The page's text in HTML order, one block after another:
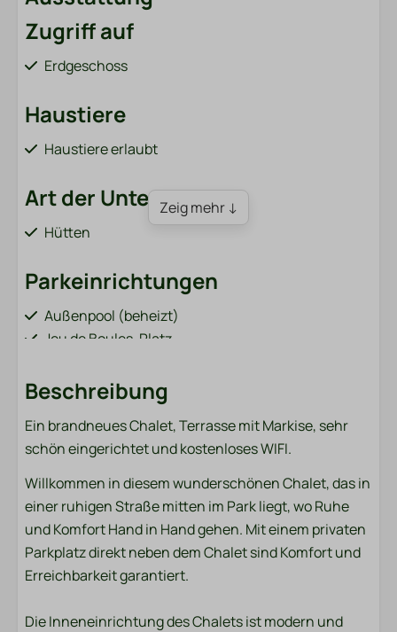
Zugriff auf
Erdgeschoss
Haustiere
Haustiere erlaubt
Art der Unterkunft
Hütten
Parkeinrichtungen
Außenpool (beheizt)
Jeu de Boules-Platz
Bar / Restaurant (vom 1. April bis 31. Oktober)
Spielplatz mit Seilbahn und Trampolin
Fischteich (neben dem Park)
Fahrradverleih (vom 1. April bis 31. Oktober)
Ladestationen für Elektroautos
Sportplatz (Fußball, Volleyball, Badminton)
Waschmaschine und Trockner (kostenpflichtig)
Badezimmer
Zeig mehr ↓
Beschreibung
Ein brandneues Chalet, Terrasse mit Markise, sehr
schön eingerichtet und kostenloses WIFI.
Willkommen in diesem wunderschönen Chalet, das in
einer ruhigen Straße mitten im Park liegt, wo Ruhe
und Komfort Hand in Hand gehen. Mit einem privaten
Parkplatz direkt neben dem Chalet sind Komfort und
Erreichbarkeit garantiert.
Die Inneneinrichtung des Chalets ist modern und